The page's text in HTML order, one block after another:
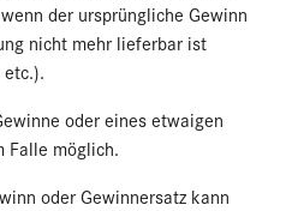
der ursprüngliche Gewinn
nicht mehr lieferbar ist
oder eines etwaigen
Falle möglich.
oder Gewinnersatz kann